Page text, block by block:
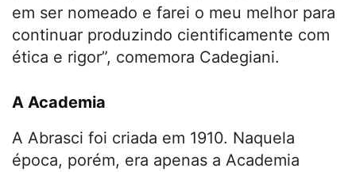
em ser nomeado e farei o meu melhor para
continuar produzindo cientificamente com
ética e rigor”, comemora Cadegiani.
A Academia
A Abrasci foi criada em 1910. Naquela
época, porém, era apenas a Academia